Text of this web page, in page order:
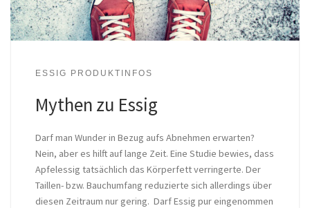
ESSIG PRODUKTINFOS
Mythen zu Essig
Darf man Wunder in Bezug aufs Abnehmen erwarten?
Nein, aber es hilft auf lange Zeit. Eine Studie bewies, dass
Apfelessig tatsächlich das Körperfett verringerte. Der
Taillen- bzw. Bauchumfang reduzierte sich allerdings über
diesen Zeitraum nur gering. Darf Essig pur eingenommen